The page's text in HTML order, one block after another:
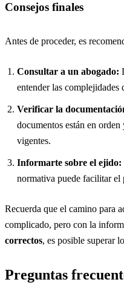
Consejos finales
Antes de proceder, es
Consultar a un abogado:
entender las complejidades
Verificar la
documentos están en
vigentes.
Informarte sobre el ejido:
normativa puede facilitar el
Recuerda que el camino para
complicado, pero con la
correctos, es posible superar
Preguntas